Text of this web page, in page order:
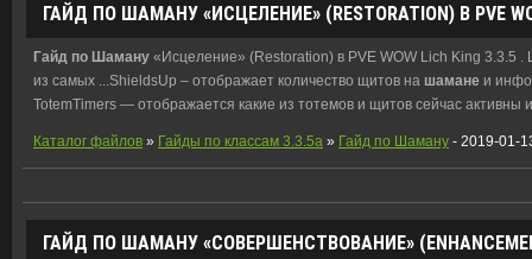
ГАЙД ПО ШАМАНУ «ИСЦЕЛЕНИЕ» (RESTORATION) В PVE
Гайд по Шаману «Исцеление» (Restoration) в PVE WOW Lich King 3.3.5
из самых ...ShieldsUp – отображает количество щитов на шамане и
TotemTimers — отображается какие из тотемов и щитов сейчас активны
Каталог файлов » Гайды по классам 3.3.5a » Гайд по Шаману - 2019-01-
ГАЙД ПО ШАМАНУ «СОВЕРШЕНСТВОВАНИЕ»